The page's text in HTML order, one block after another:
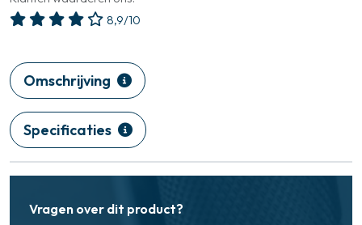
8,9/10
Omschrijving
Specificaties
Vragen over dit product?